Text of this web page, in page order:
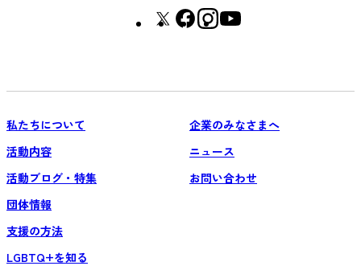
私たちについて
活動内容
活動ブログ・特集
団体情報
支援の方法
LGBTQ+を知る
企業のみなさまへ
ニュース
お問い合わせ